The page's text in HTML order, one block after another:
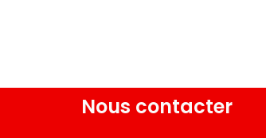
Nous contacter